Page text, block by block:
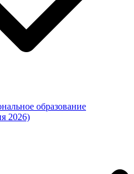
образование
2026)